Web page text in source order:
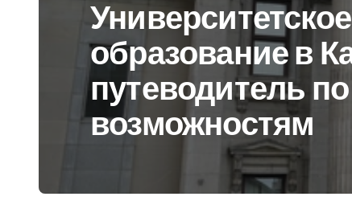
образование в
путеводитель
возможностям